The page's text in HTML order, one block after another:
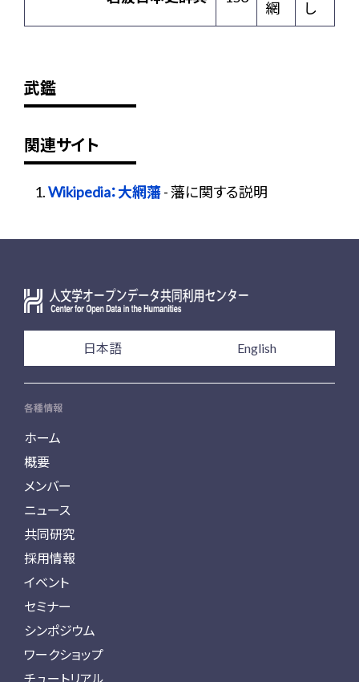
網
し
武鑑
関連サイト
Wikipedia：大網藩- 藩に関する説明
日本語 English
各種情報
ホーム
概要
メンバー
ニュース
共同研究
採用情報
イベント
セミナー
シンポジウム
ワークショップ
チュートリアル